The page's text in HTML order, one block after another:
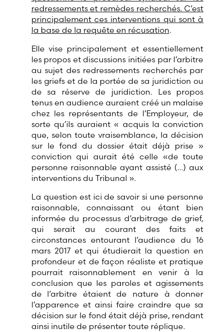
redressements et remèdes recherchés. C’est
principalement ces interventions qui sont à
la base de la requête en récusation.
Elle vise principalement et essentiellement
les propos et discussions initiées par l’arbitre
au sujet des redressements recherchés par
les griefs et de la portée de sa juridiction ou
de sa réserve de juridiction. Les propos
tenus en audience auraient créé un malaise
chez les représentants de l’Employeur, de
sorte qu’ils auraient « acquis la conviction
que, selon toute vraisemblance, la décision
sur le fond du dossier était déjà prise »
conviction qui aurait été celle «de toute
personne raisonnable ayant assisté (…) aux
interventions du Tribunal ».
La question est ici de savoir si une personne
raisonnable, connaissant ou étant bien
informée du processus d’arbitrage de grief,
qui serait au courant des faits et
circonstances entourant l’audience du 16
mars 2017 et qui étudierait la question en
profondeur et de façon réaliste et pratique
pourrait raisonnablement en venir à la
conclusion que les paroles et agissements
de l’arbitre étaient de nature à donner
l’apparence et ainsi faire craindre que sa
décision sur le fond était déjà prise, rendant
ainsi inutile de présenter toute réplique.